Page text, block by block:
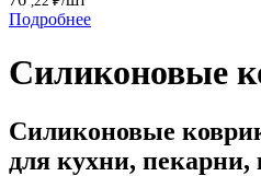
Подробнее
Силиконовые
Силиконовые
для кухни, пекарни,